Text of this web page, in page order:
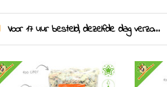
Voor 17 uur besteld, dezelfde dag verzonden!